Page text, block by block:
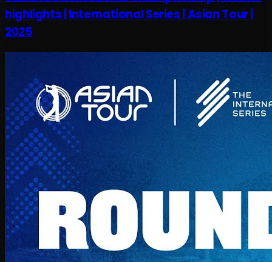
highlights | International Series | Asian Tour |
2025